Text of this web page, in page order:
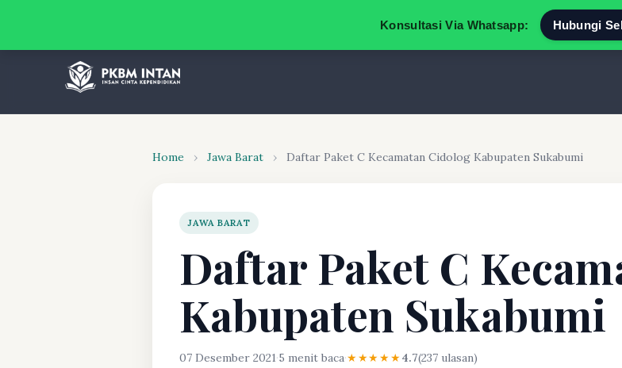
Konsultasi Via Whatsapp: Hubungi
Home › Jawa Barat › Daftar Paket C Kecamatan Cidolog Kabupaten Sukabumi
JAWA BARAT
Daftar Paket C
Kabupaten Sukabumi
07 Desember 2021·5 menit baca·★★★★★4.7(237 ulasan)